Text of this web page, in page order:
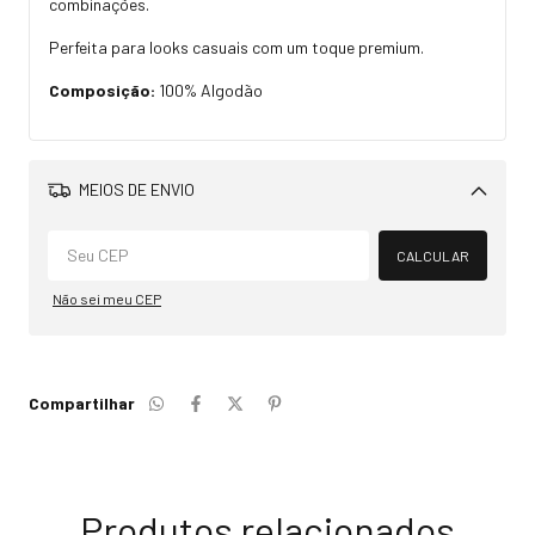
combinações.
Perfeita para looks casuais com um toque premium.
Composição: 100% Algodão
MEIOS DE ENVIO
Alterar CEP
CALCULAR
Não sei meu CEP
Compartilhar